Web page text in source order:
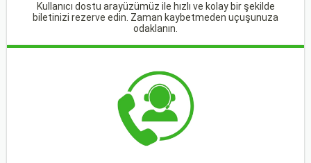
Kullanıcı dostu arayüzümüz ile hızlı ve kolay bir şekilde
biletinizi rezerve edin. Zaman kaybetmeden uçuşunuza
odaklanın.